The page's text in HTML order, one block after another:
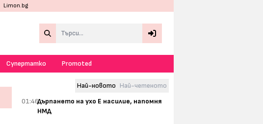
Limon.bg
Супертатко Promoted
Най-новото Най-четеното
01:46Дърпането на ухо Е насилие, напомня
НМД